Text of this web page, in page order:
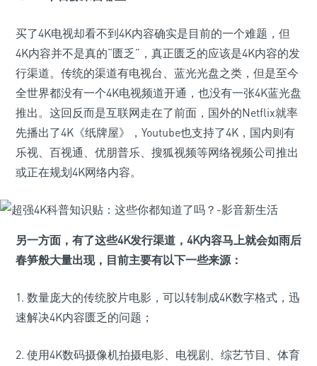
买了4K电视却看不到4K内容确实是目前的一个难题，但
4K内容并不是真的“匮乏”，真正匮乏的应该是4K内容的发
行渠道。传统的渠道有电视台、蓝光光盘之类，但是至今
全世界都没有一个4K电视频道开通，也没有一张4K蓝光盘
推出。这回反而是互联网走在了前面，国外的Netflix就率
先播出了4K《纸牌屋》，Youtube也支持了4K，国内则有
乐视、百视通、优朋普乐、搜狐视频等网络视频公司推出
或正在规划4K网络内容。
另一方面，有了这些4K发行渠道，4K内容马上就会如雨后
春笋般大量出现，目前主要有以下一些来源：
1. 数量庞大的传统胶片电影，可以转制成4K数字格式，迅
速解决4K内容匮乏的问题；
2. 使用4K数码摄像机拍摄电影、电视剧、综艺节目、体育